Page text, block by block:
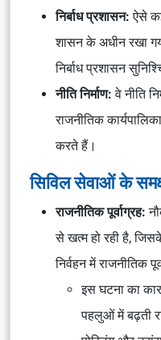
निर्बाध प्रशासन:ऐसे
शासन के अधीन रखा
निर्बाध प्रशासन
नीति निर्माण:वे नीति
राजनीतिक
करते हैं।
सिविल सेवाओं के
राजनीतिक पूर्वाग्रह:
से खत्म हो रही है,
निर्वहन में राजनीतिक
इस घटना का
पहलुओं में बढ़ती